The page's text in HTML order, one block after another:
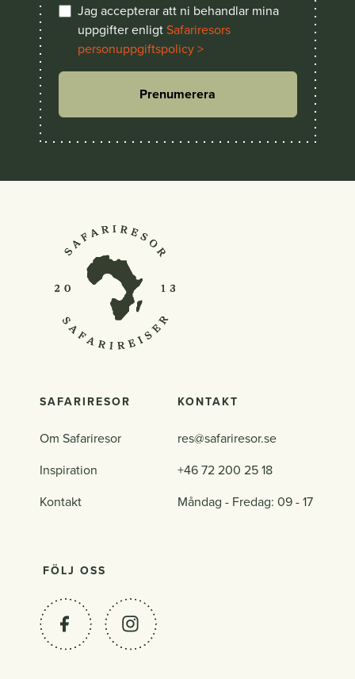
Jag accepterar att ni behandlar mina
uppgifter enligtSafariresors
personuppgiftspolicy >
Prenumerera
SAFARIRESOR
Om Safariresor
Inspiration
Kontakt
KONTAKT
res@safariresor.se
+46 72 200 25 18
Måndag - Fredag: 09 - 17
FÖLJ OSS